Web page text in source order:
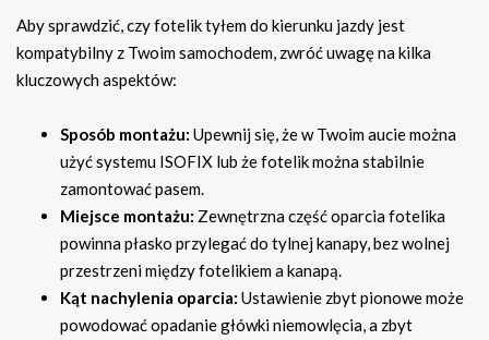
Aby sprawdzić, czy fotelik tyłem do kierunku jazdy jest
kompatybilny z Twoim samochodem, zwróć uwagę na kilka
kluczowych aspektów:
Sposób montażu: Upewnij się, że w Twoim aucie można
użyć systemu ISOFIX lub że fotelik można stabilnie
zamontować pasem.
Miejsce montażu: Zewnętrzna część oparcia fotelika
powinna płasko przylegać do tylnej kanapy, bez wolnej
przestrzeni między fotelikiem a kanapą.
Kąt nachylenia oparcia: Ustawienie zbyt pionowe może
powodować opadanie główki niemowlęcia, a zbyt